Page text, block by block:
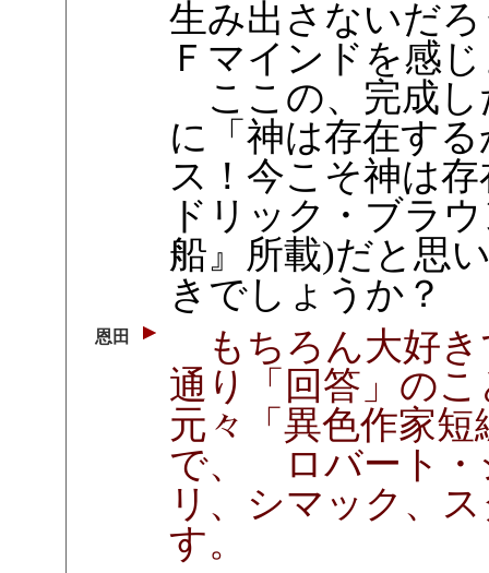
生み出さないだ
Ｆマインドを感
ここの、完成し
に「神は存在す
ス！今こそ神は
ドリック・ブラ
船』所載)だと思
きでしょうか？
恩田
もちろん大好き
通り「回答」の
元々「異色作家
で、 ロバート・
リ、シマック、
す。